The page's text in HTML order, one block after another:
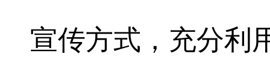
宣传方式，充分利